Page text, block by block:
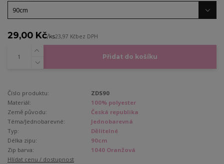
29,00 Kč/ks23,97 Kčbez DPH
Přidat do košíku
Číslo produktu:
ZDS90
Materiál:
100% polyester
Země původu:
Česká republika
Téma/Jednobarevné:
Jednobarevná
Typ:
Dělitelné
Délka zipu:
90cm
Zip barva:
1040 Oranžová
Hlídat cenu / dostupnost